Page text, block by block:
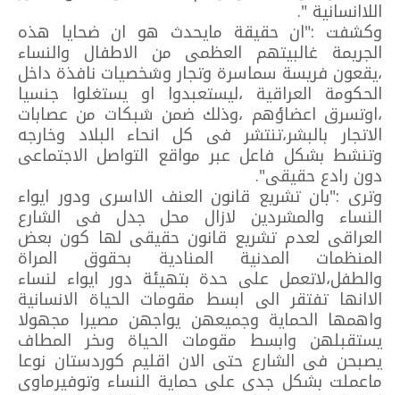
اللاانسانية ".
وكشفت :"ان حقيقة مايحدث هو ان ضحايا هذه
الجريمة غالبيتهم العظمى من الاطفال والنساء
،يقعون فريسة سماسرة وتجار وشخصيات نافذة داخل
الحكومة العراقية ،ليستعبدوا او يستغلوا جنسيا
،اوتسرق اعضاؤهم ،وذلك ضمن شبكات من عصابات
الاتجار بالبشر،تنتشر فى كل انحاء البلاد وخارجه
وتنشط بشكل فاعل عبر مواقع التواصل الاجتماعى
دون رادع حقيقى".
وترى :"بان تشريع قانون العنف الااسرى ودور ايواء
النساء والمشردين لازال محل جدل فى الشارع
العراقى لعدم تشريع قانون حقيقى لها كون بعض
المنظمات المدنية المنادية بحقوق المراة
والطفل،لاتعمل على حدة بتهيئة دور ايواء لنساء
الاانها تفتقر الى ابسط مقومات الحياة الانسانية
واهمها الحماية وجميعهن يواجهن مصيرا مجهولا
يستقبلهن وابسط مقومات الحياة وىخر المطاف
يصبحن فى الشارع حتى الان اقليم كوردستان نوعا
ماعملت بشكل جدى على حماية النساء وتوفيرماوى